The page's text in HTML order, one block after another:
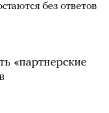
без ответов
«партнерские